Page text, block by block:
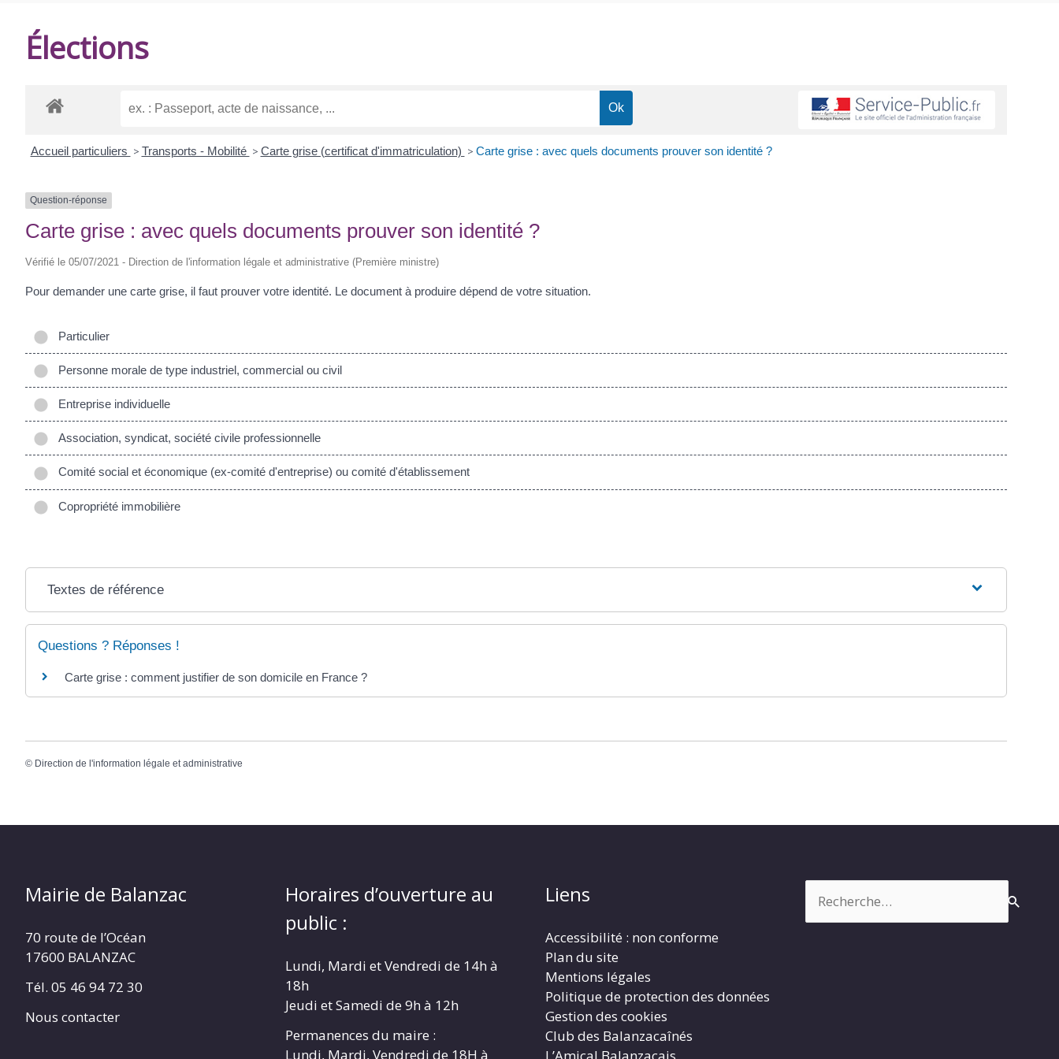
Élections
Accueil particuliers > Transports - Mobilité > Carte grise (certificat d'immatriculation) > Carte grise : avec quels documents prouver son identité ?
Question-réponse
Carte grise : avec quels documents prouver son identité ?
Vérifié le 05/07/2021 - Direction de l'information légale et administrative (Première ministre)
Pour demander une carte grise, il faut prouver votre identité. Le document à produire dépend de votre situation.
Particulier
Personne morale de type industriel, commercial ou civil
Entreprise individuelle
Association, syndicat, société civile professionnelle
Comité social et économique (ex-comité d'entreprise) ou comité d'établissement
Copropriété immobilière
Textes de référence
Questions ? Réponses !
Carte grise : comment justifier de son domicile en France ?
© Direction de l'information légale et administrative
Mairie de Balanzac
70 route de l’Océan
17600 BALANZAC
Tél. 05 46 94 72 30
Nous contacter
Horaires d’ouverture au
public :
Lundi, Mardi et Vendredi de 14h à
18h
Jeudi et Samedi de 9h à 12h
Permanences du maire :
Lundi, Mardi, Vendredi de 18H à
Liens
Accessibilité : non conforme
Plan du site
Mentions légales
Politique de protection des données
Gestion des cookies
Club des Balanzacaînés